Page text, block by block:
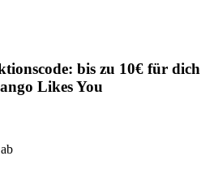
bis zu 10€ für dich
Likes You